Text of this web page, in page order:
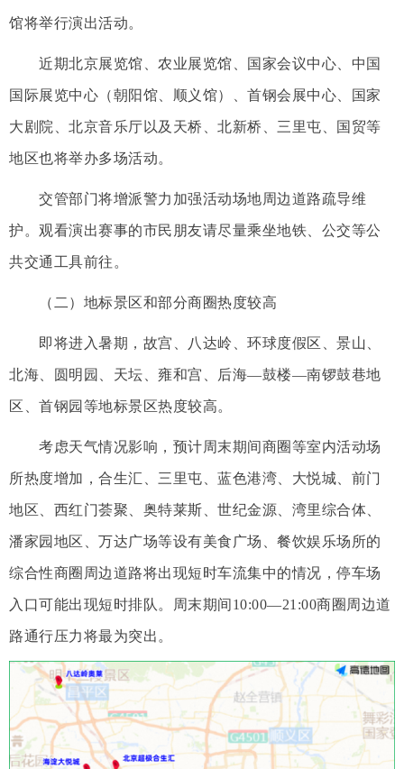
馆将举行演出活动。
近期北京展览馆、农业展览馆、国家会议中心、中国
国际展览中心（朝阳馆、顺义馆）、首钢会展中心、国家
大剧院、北京音乐厅以及天桥、北新桥、三里屯、国贸等
地区也将举办多场活动。
交管部门将增派警力加强活动场地周边道路疏导维
护。观看演出赛事的市民朋友请尽量乘坐地铁、公交等公
共交通工具前往。
（二）地标景区和部分商圈热度较高
即将进入暑期，故宫、八达岭、环球度假区、景山、
北海、圆明园、天坛、雍和宫、后海—鼓楼—南锣鼓巷地
区、首钢园等地标景区热度较高。
考虑天气情况影响，预计周末期间商圈等室内活动场
所热度增加，合生汇、三里屯、蓝色港湾、大悦城、前门
地区、西红门荟聚、奥特莱斯、世纪金源、湾里综合体、
潘家园地区、万达广场等设有美食广场、餐饮娱乐场所的
综合性商圈周边道路将出现短时车流集中的情况，停车场
入口可能出现短时排队。周末期间10:00—21:00商圈周边道
路通行压力将最为突出。